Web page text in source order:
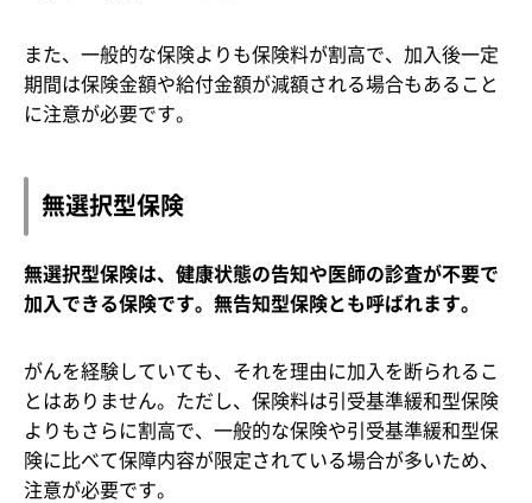
また、一般的な保険よりも保険料が割高で、加入後一定
期間は保険金額や給付金額が減額される場合もあること
に注意が必要です。
無選択型保険
無選択型保険は、健康状態の告知や医師の診査が不要で
加入できる保険です。無告知型保険とも呼ばれます。
がんを経験していても、それを理由に加入を断られるこ
とはありません。ただし、保険料は引受基準緩和型保険
よりもさらに割高で、一般的な保険や引受基準緩和型保
険に比べて保障内容が限定されている場合が多いため、
注意が必要です。